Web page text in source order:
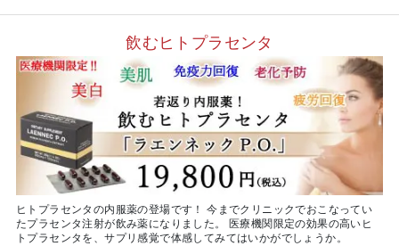
飲むヒトプラセンタ
ヒトプラセンタの内服薬の登場です！ 今までクリニックでおこなってい
たプラセンタ注射が飲み薬になりました。 医療機関限定の効果の高いヒ
トプラセンタを、サプリ感覚で体感してみてはいかがでしょうか。